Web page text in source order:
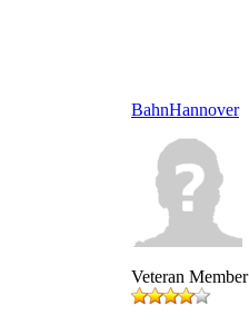
BahnHannover
Veteran Member